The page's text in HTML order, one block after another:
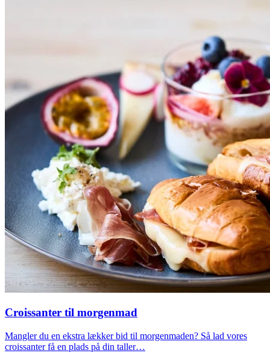
Croissanter til morgenmad
Mangler du en ekstra lækker bid til morgenmaden? Så lad vores
croissanter få en plads på din taller…